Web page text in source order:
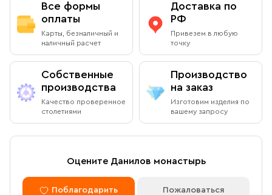
Все формы
оплаты
Карты, безналичный и
наличный расчет
Доставка по
РФ
Привезем в любую
точку
Собственные
производства
Качество проверенное
столетиями
Производство
на заказ
Изготовим изделия по
вашему запросу
Оцените Данилов монастырь
Поблагодарить Пожаловаться